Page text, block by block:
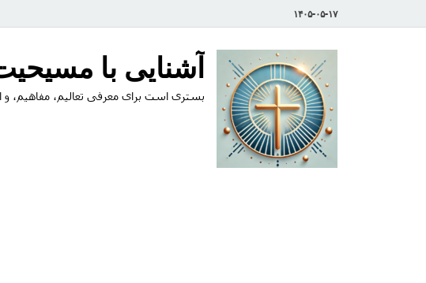
۱۴۰۵-۰۵-۱۷
آشنایی با
بستری است برای معرفی تعالیم،